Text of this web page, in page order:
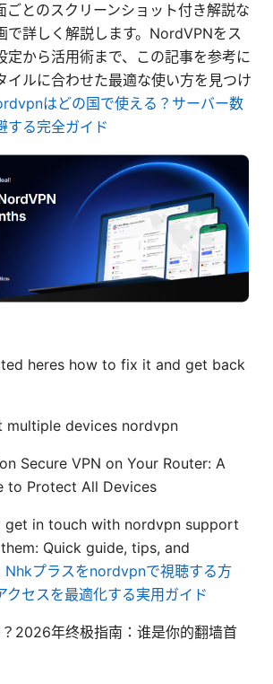
ごとのスクリーンショット付き解説な
で詳しく解説します。NordVPNをス
定から活用術まで、この記事を参考に
イルに合わせた最適な使い方を見つけ
はどの国で使える？サーバー数
する完全ガイド
heres how to fix it and get back
multiple devices nordvpn
Secure VPN on Your Router: A
to Protect All Devices
get in touch with nordvpn support
Quick guide, tips, and
Nhkプラスをnordvpnで視聴する方
クセスを最適化する実用ガイド
2026年终极指南：谁是你的翻墙首